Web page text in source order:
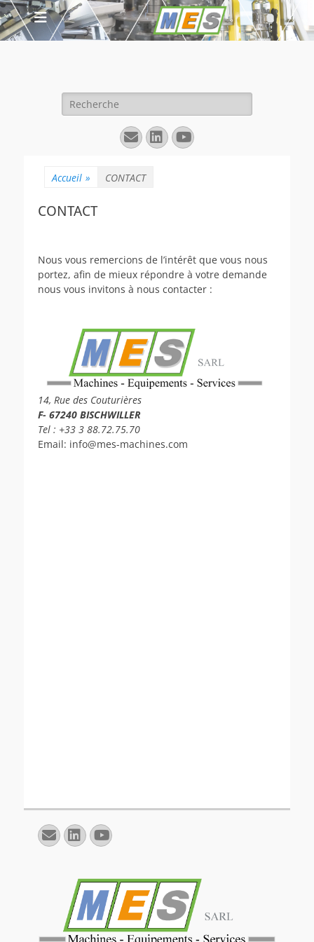
Rechercher :
E-
mail
Linkedin
YouTube
Accueil » CONTACT
CONTACT
Nous vous remercions de l’intérêt que vous nous
portez, afin de mieux répondre à votre demande
nous vous invitons à nous contacter :
14, Rue des Couturières
F- 67240 BISCHWILLER
Tel : +33 3 88.72.75.70
Email: info@mes-machines.com
E-
mail
Linkedin
YouTube